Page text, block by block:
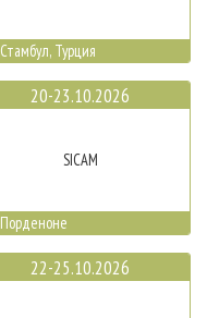
Стамбул, Турция
20-23.10.2026
SICAM
Порденоне
22-25.10.2026